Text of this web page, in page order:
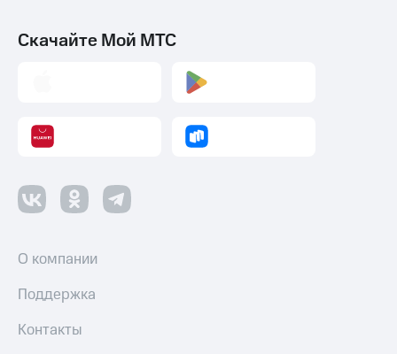
Скачайте Мой МТС
О компании
Поддержка
Контакты